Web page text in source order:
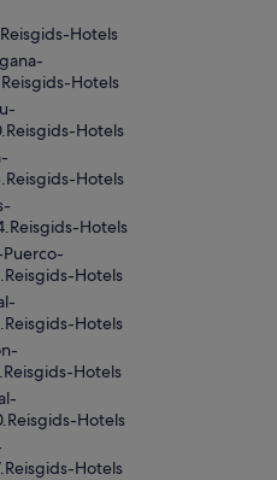
Hotels
Hotels
Hotels
Hotels
Hotels
Hotels
Hotels
Hotels
Hotels
Hotels